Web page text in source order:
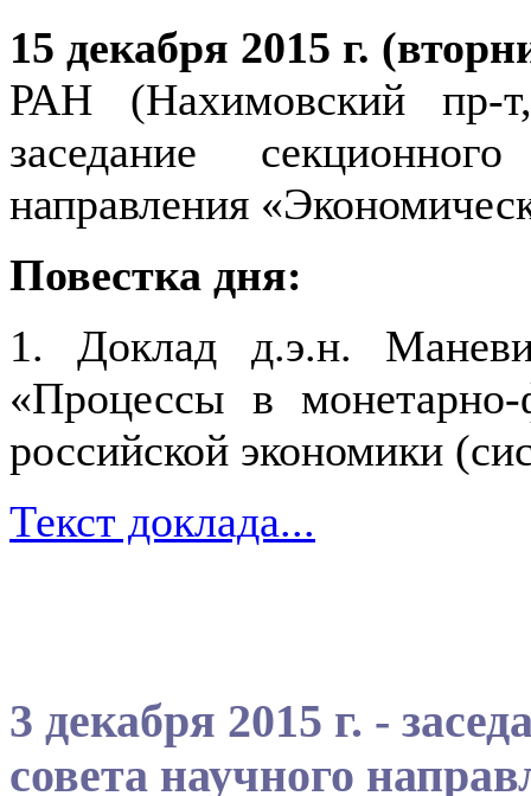
15 декабря 2015 г.
РАН (Нахимовский пр-
заседание
направления
Повестка дня:
1. Доклад д.э.н.
«Процессы в
российской экономики
Текст доклада...
3 декабря 2015 г. -
совета научного